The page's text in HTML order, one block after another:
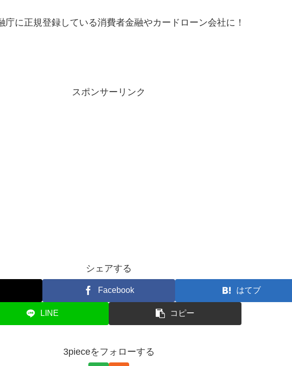
庁に正規登録している消費者金融やカードローン会社に！
スポンサーリンク
シェアする
Facebook はてブ
LINE コピー
3pieceをフォローする